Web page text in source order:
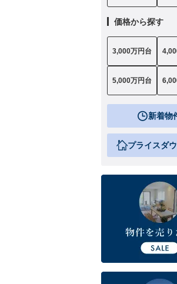
価格から探す
3,000万円台
5,000万円台
新着物
プライスダ